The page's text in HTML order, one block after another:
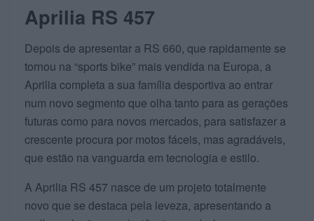
Aprilia RS 457
Depois de apresentar a RS 660, que rapidamente se
tornou na “sports bike” mais vendida na Europa, a
Aprilia completa a sua família desportiva ao entrar
num novo segmento que olha tanto para as gerações
futuras como para novos mercados, para satisfazer a
crescente procura por motos fáceis, mas agradáveis,
que estão na vanguarda em tecnologia e estilo.
A Aprilia RS 457 nasce de um projeto totalmente
novo que se destaca pela leveza, apresentando a